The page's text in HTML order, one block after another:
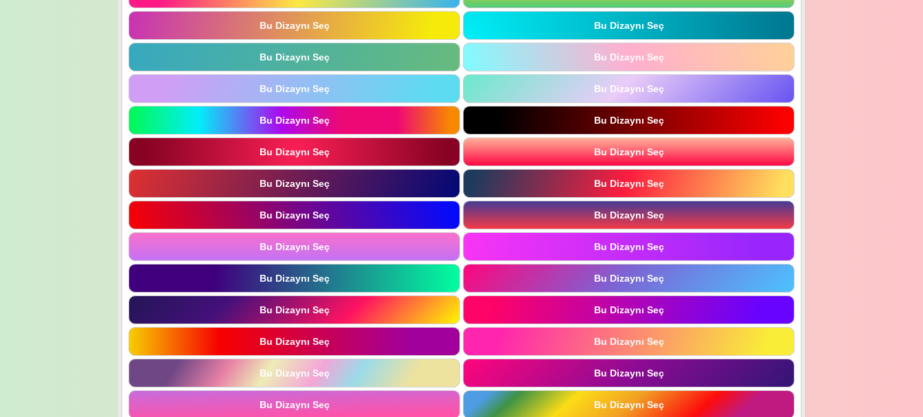
Bu Dizaynı Seç Bu Dizaynı Seç
Bu Dizaynı Seç Bu Dizaynı Seç
Bu Dizaynı Seç Bu Dizaynı Seç
Bu Dizaynı Seç Bu Dizaynı Seç
Bu Dizaynı Seç Bu Dizaynı Seç
Bu Dizaynı Seç Bu Dizaynı Seç
Bu Dizaynı Seç Bu Dizaynı Seç
Bu Dizaynı Seç Bu Dizaynı Seç
Bu Dizaynı Seç Bu Dizaynı Seç
Bu Dizaynı Seç Bu Dizaynı Seç
Bu Dizaynı Seç Bu Dizaynı Seç
Bu Dizaynı Seç Bu Dizaynı Seç
Bu Dizaynı Seç Bu Dizaynı Seç